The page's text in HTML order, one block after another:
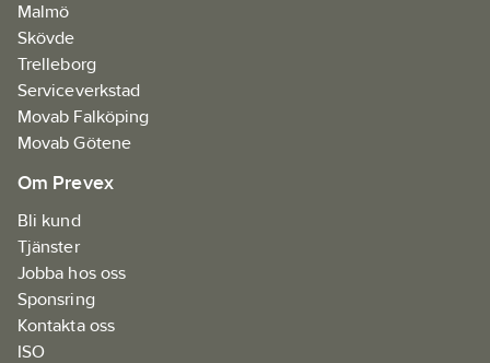
Malmö
Skövde
Trelleborg
Serviceverkstad
Movab Falköping
Movab Götene
Om Prevex
Bli kund
Tjänster
Jobba hos oss
Sponsring
Kontakta oss
ISO